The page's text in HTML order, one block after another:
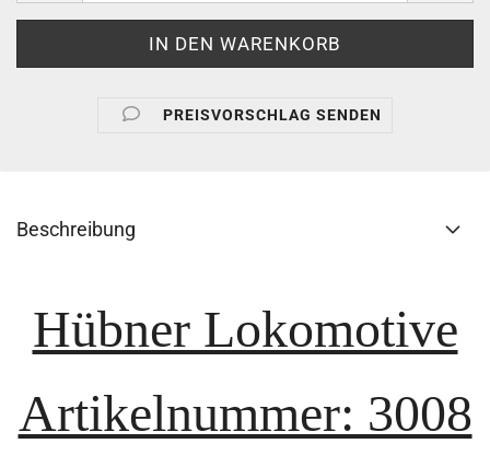
PREISVORSCHLAG SENDEN
Beschreibung
Hübner Lokomotive
Artikelnummer: 3008